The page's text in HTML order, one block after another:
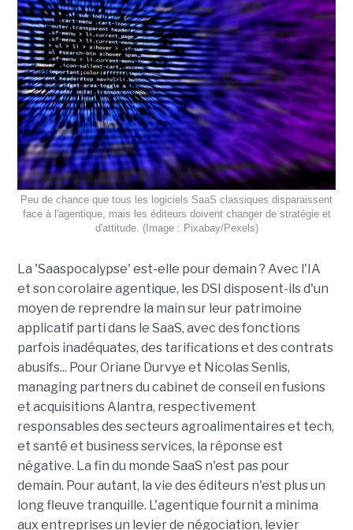
Peu de chance que tous les logiciels SaaS classiques disparaissent
face à l'agentique, mais les éditeurs doivent changer de stratégie et
d'attitude. (Image : Pixabay/Pexels)
La 'Saaspocalypse' est-elle pour demain ? Avec l'IA
et son corolaire agentique, les DSI disposent-ils d'un
moyen de reprendre la main sur leur patrimoine
applicatif parti dans le SaaS, avec des fonctions
parfois inadéquates, des tarifications et des contrats
abusifs... Pour Oriane Durvye et Nicolas Senlis,
managing partners du cabinet de conseil en fusions
et acquisitions Alantra, respectivement
responsables des secteurs agroalimentaires et tech,
et santé et business services, la réponse est
négative. La fin du monde SaaS n'est pas pour
demain. Pour autant, la vie des éditeurs n'est plus un
long fleuve tranquille. L'agentique fournit a minima
aux entreprises un levier de négociation, levier